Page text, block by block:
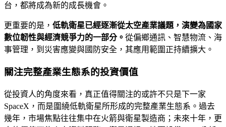
台，都將成為新的成長機會。
更重要的是， 低軌衛星已經逐漸從太空產業議題，演變為國家
數位韌性與經濟競爭力的一部分。 從偏鄉通訊、智慧物流、海
事管理，到災害應變與國防安全，其應用範圍正持續擴大。
關注完整產業生態系的投資價值
從投資人的角度來看，真正值得關注的或許不只是下一家
SpaceX，而是圍繞低軌衛星所形成的完整產業生態系。過去
幾年，市場焦點往往集中在火箭與衛星製造商；未來十年，更